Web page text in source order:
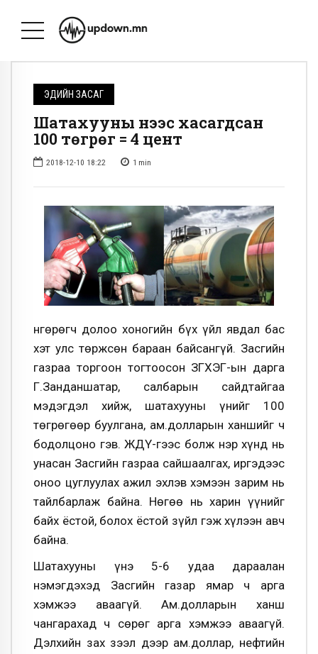
ЭДИЙН ЗАСАГ
Шатахууны үнээс хасагдсан
100 төгрөг = 4 цент
2018-12-10 18:22 1 min
Өнгөрөгч долоо хоногийн бүх үйл явдал бас
хэт улс төржсөн бараан байсангүй. Засгийн
газраа торгоон тогтоосон ЗГХЭГ-ын дарга
Г.Занданшатар, салбарын сайдтайгаа
мэдэгдэл хийж, шатахууны үнийг 100
төгрөгөөр буулгана, ам.долларын ханшийг ч
бодолцоно гэв. ЖДҮ-гээс болж нэр хүнд нь
унасан Засгийн газраа сайшаалгах, иргэдээс
оноо цуглуулах ажил эхлэв хэмээн зарим нь
тайлбарлаж байна. Нөгөө нь харин үүнийг
байх ёстой, болох ёстой зүйл гэж хүлээн авч
байна.
Шатахууны үнэ 5-6 удаа дараалан
нэмэгдэхэд Засгийн газар ямар ч арга
хэмжээ аваагүй. Ам.долларын ханш
чангарахад ч сөрөг арга хэмжээ аваагүй.
Дэлхийн зах зээл дээр ам.доллар, нефтийн